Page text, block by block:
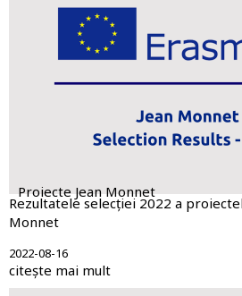
Proiecte Jean Monnet
Rezultatele selecției 2022 a
Monnet
2022-08-16
citește mai mult